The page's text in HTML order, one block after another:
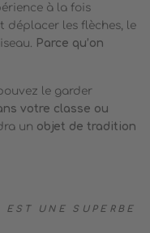
à la fois
déplacer les flèches, le
Parce qu’on
le garder
votre classe ou
un objet de tradition
EST
UNE SUPERBE